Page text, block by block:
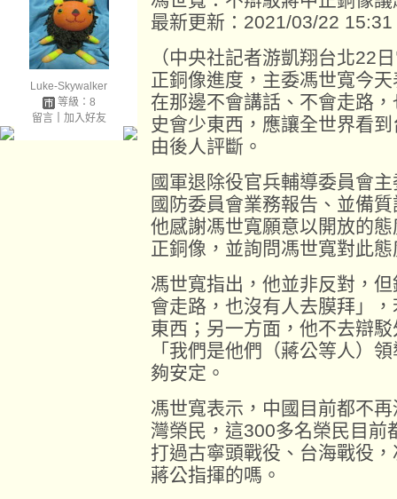
Luke-Skywalker
等級：8
留言｜ 加入好友
最新更新：2021/03/22 15:31
（中央社記者游凱翔台北22
正銅像進度，主委馮世寬今
在那邊不會講話、不會走路
史會少東西，應讓全世界看
由後人評斷。
國軍退除役官兵輔導委員會
國防委員會業務報告、並備
他感謝馮世寬願意以開放的
正銅像，並詢問馮世寬對此態
馮世寬指出，他並非反對，
會走路，也沒有人去膜拜」
東西；另一方面，他不去辯
「我們是他們（蔣公等人）
夠安定。
馮世寬表示，中國目前都不
灣榮民，這300多名榮民目前
打過古寧頭戰役、台海戰役
蔣公指揮的嗎。